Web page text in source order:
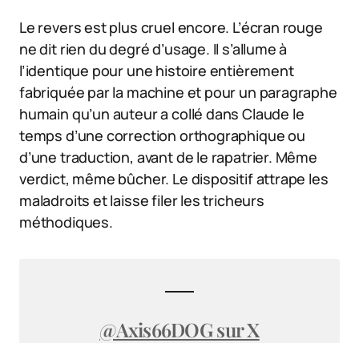
Le revers est plus cruel encore. L’écran rouge
ne dit rien du degré d’usage. Il s’allume à
l’identique pour une histoire entièrement
fabriquée par la machine et pour un paragraphe
humain qu’un auteur a collé dans Claude le
temps d’une correction orthographique ou
d’une traduction, avant de le rapatrier. Même
verdict, même bûcher. Le dispositif attrape les
maladroits et laisse filer les tricheurs
méthodiques.
@Axis66DOG sur X